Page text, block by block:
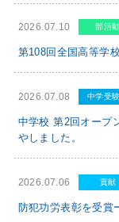
2026.07.10 部活動
第108回全国高等学
2026.07.08 中学受
中学校 第2回オープ
やしました。
2026.07.06 貢献
防犯功労表彰を受賞